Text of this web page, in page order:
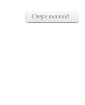
Citeşte mai mult...